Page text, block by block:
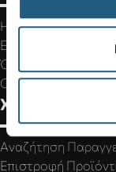
Η Crocs
Ευκαιρίες Καριέρας
Όροι Χρήσης
Cookies Policy
Χρήσιμα links
Αναζήτηση
Επιστροφή